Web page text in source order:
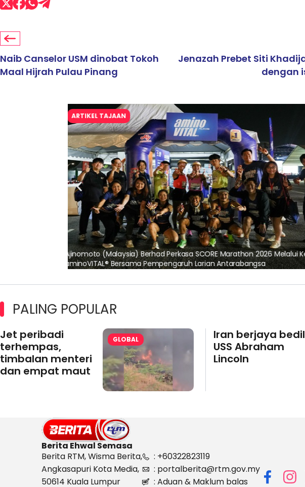
Naib Canselor USM dinobat Tokoh
Maal Hijrah Pulau Pinang
Jenazah Prebet Siti
dengan
ARTIKEL TAJAAN
Maxim Malaysia dedah laporan keselamatan, pematuhan lesen
pertama 2026
PALING POPULAR
Jet peribadi
terhempas,
timbalan menteri
dan empat maut
GLOBAL
Iran berjaya bedil
USS Abraham
Lincoln
Berita Ehwal Semasa
Berita RTM, Wisma Berita,
Angkasapuri Kota Media,
50614 Kuala Lumpur
: +60322823119
: portalberita@rtm.gov.my
: Aduan & Maklum balas